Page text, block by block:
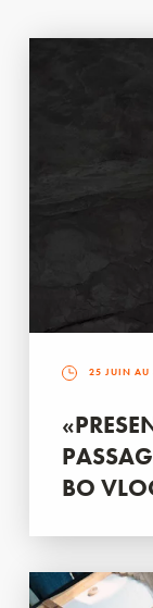
25 JUIN AU
BO